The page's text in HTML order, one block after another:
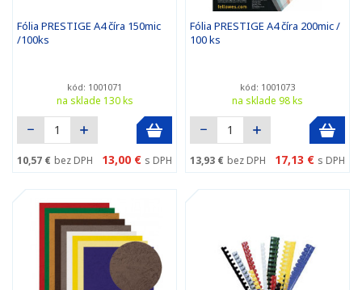
Fólia PRESTIGE A4 číra 150mic
/100ks
kód: 1001071
na sklade 130 ks
10,57 € bez DPH 13,00 € s DPH
Fólia PRESTIGE A4 číra 200mic /
100 ks
kód: 1001073
na sklade 98 ks
13,93 € bez DPH 17,13 € s DPH